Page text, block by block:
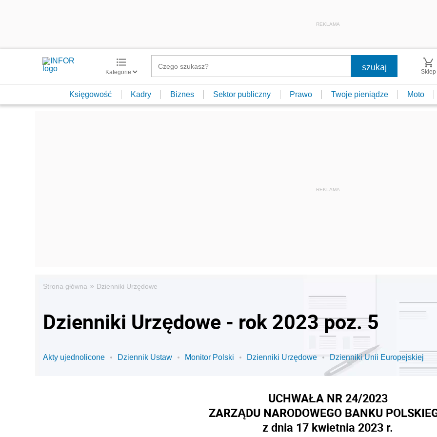
REKLAMA
Kategorie Sklep
Księgowość Kadry Biznes Sektor publiczny Prawo Twoje pieniądze Moto
Strona główna » Dzienniki Urzędowe
Dzienniki Urzędowe - rok 2023 poz. 5
Akty ujednolicone Dziennik Ustaw Monitor Polski Dzienniki Urzędowe Dzienniki Unii Europejskiej
UCHWAŁA NR 24/2023
ZARZĄDU NARODOWEGO BANKU
z dnia 17 kwietnia 2023 r.